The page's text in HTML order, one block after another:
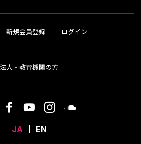
新規会員登録 ログイン
法人・教育機関の方
JA EN